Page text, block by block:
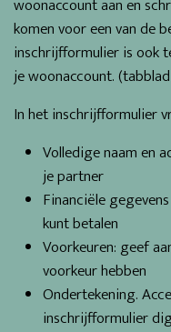
woonaccount aan en
komen voor een van de
inschrijfformulier is ook
je woonaccount.
In het inschrijfformulier
Volledige naam en
je partner
Financiële
kunt betalen
Voorkeuren: geef
voorkeur hebben
Ondertekening.
inschrijfformulier